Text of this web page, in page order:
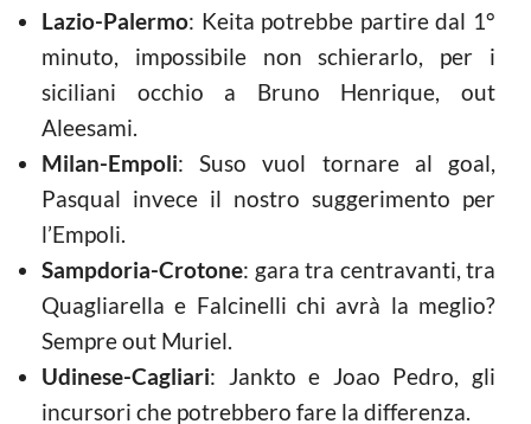
Lazio-Palermo: Keita potrebbe partire dal 1°
minuto, impossibile non schierarlo, per i
siciliani occhio a Bruno Henrique, out
Aleesami.
Milan-Empoli: Suso vuol tornare al goal,
Pasqual invece il nostro suggerimento per
l’Empoli.
Sampdoria-Crotone: gara tra centravanti, tra
Quagliarella e Falcinelli chi avrà la meglio?
Sempre out Muriel.
Udinese-Cagliari: Jankto e Joao Pedro, gli
incursori che potrebbero fare la differenza.